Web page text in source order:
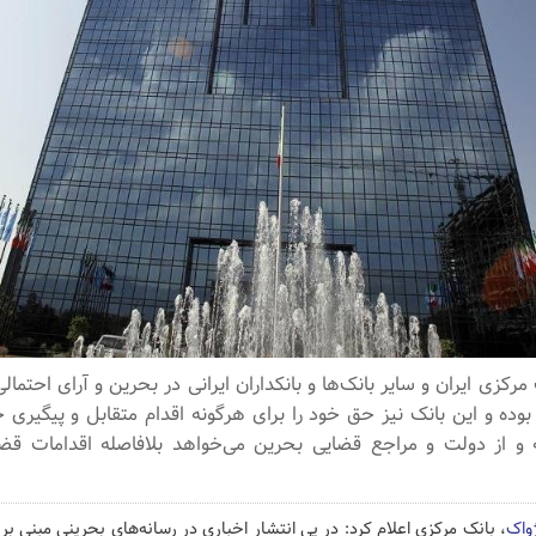
ایران و سایر بانک‌ها و بانکداران ایرانی در بحرین و آرای
و این بانک نیز حق خود را برای هرگونه اقدام متقابل و
از دولت و مراجع قضایی بحرین می‌خواهد بلافاصله اقدامات
، بانک مرکزی اعلام کرد: در پی انتشار اخباری در رسانه‌های بحرینی مبنی